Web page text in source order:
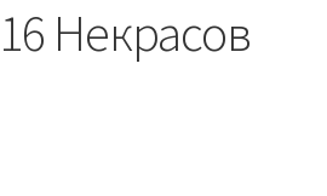
Некрасов